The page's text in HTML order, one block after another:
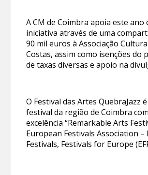
A CM de Coimbra apoia este ano
iniciativa através de uma
90 mil euros à Associação
Costas, assim como isenções do
de taxas diversas e apoio na
O Festival das Artes QuebraJazz
festival da região de Coimbra
excelência “Remarkable Arts
European Festivals Association
Festivals, Festivals for Europe